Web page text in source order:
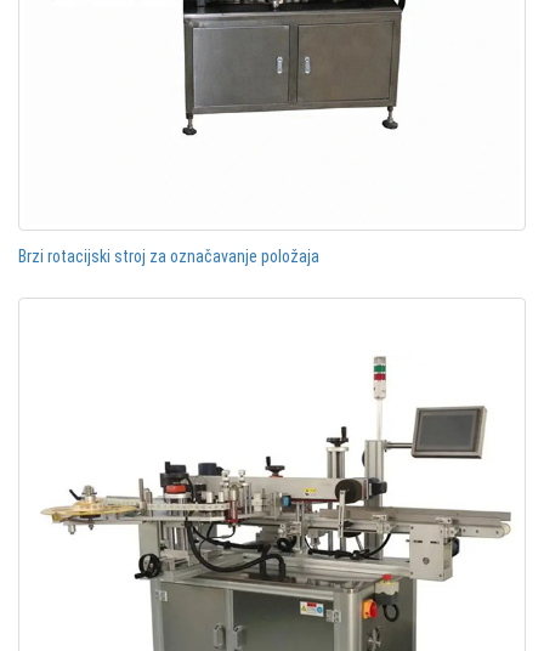
Brzi rotacijski stroj za označavanje položaja